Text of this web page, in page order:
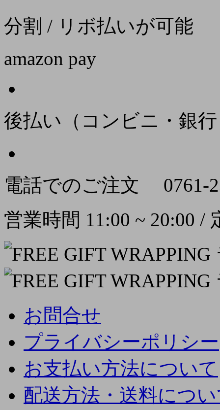
分割 / リボ払いが可能
amazon pay
後払い（コンビニ・銀
電話でのご注文
0761-
営業時間 11:00 ~ 20:00 /
お問合せ
プライバシーポリシー
お支払い方法について
配送方法・送料につ